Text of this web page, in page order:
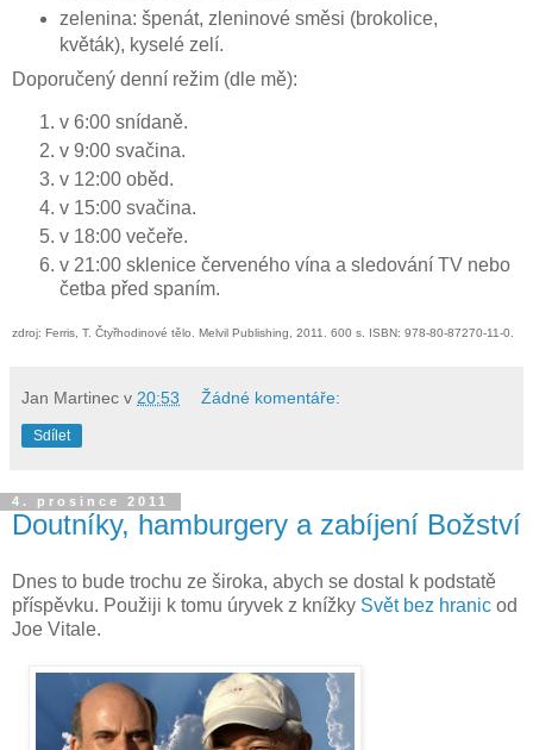
zelenina: špenát, zleninové směsi (brokolice,
květák), kyselé zelí.
Doporučený denní režim (dle mě):
v 6:00 snídaně.
v 9:00 svačina.
v 12:00 oběd.
v 15:00 svačina.
v 18:00 večeře.
v 21:00 sklenice červeného vína a sledování TV nebo
četba před spaním.
zdroj: Ferris, T. Čtyřhodinové tělo. Melvil Publishing, 2011. 600 s. ISBN: 978-80-87270-11-0.
Jan Martinec v 20:53 Žádné komentáře:
Sdílet
4. prosince 2011
Doutníky, hamburgery a zabíjení Božství
Dnes to bude trochu ze široka, abych se dostal k podstatě
příspěvku. Použiji k tomu úryvek z knížky Svět bez hranic od
Joe Vitale.